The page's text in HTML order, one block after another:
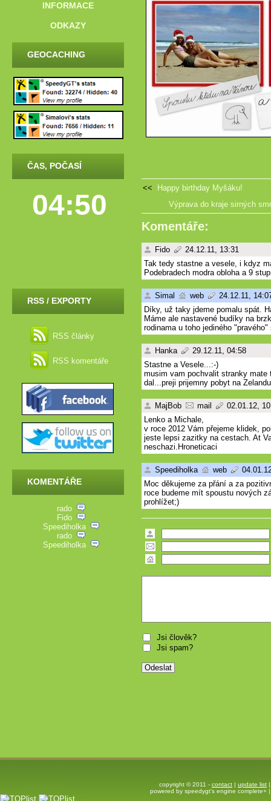
INFORMACE
ODKAZY
GEOCACHING
ČAS, POČASÍ
04:50
RSS / EXPORTY
RSS články
RSS komentáře
KOMENTÁŘE
rado
Fido
Speediholka
rado
Speediholka
<<
Happy birthday Myšáku!
Výprava do kraje sirných
Komentáře:
Fido
24.12.11, 13:31
Tak tedy stastne a vesele, i kdyz
Podebradech modra obloha a 9
Simal web
24.12.11,
Díky, už taky jdeme pomalu spát.
Máme ale nastavené budíky na
rodinama u toho jediného
Hanka
29.12.11, 04:58
Stastne a Vesele...:-)
musim vam pochvalit stranky
dal...preji prijemny pobyt na
MajBob mail
02.01.12,
Lenko a Michale,
v roce 2012 Vám přejeme klidek,
jeste lepsi zazitky na cestach. At
neschazi.Hroneticaci
Speediholka web
Moc děkujeme za přání a za
roce budeme mít spoustu nových
prohlížet;)
Jsi člověk?
Jsi spam?
copyright © 2011 - contact | update list
powered by speedygt's engine complete+